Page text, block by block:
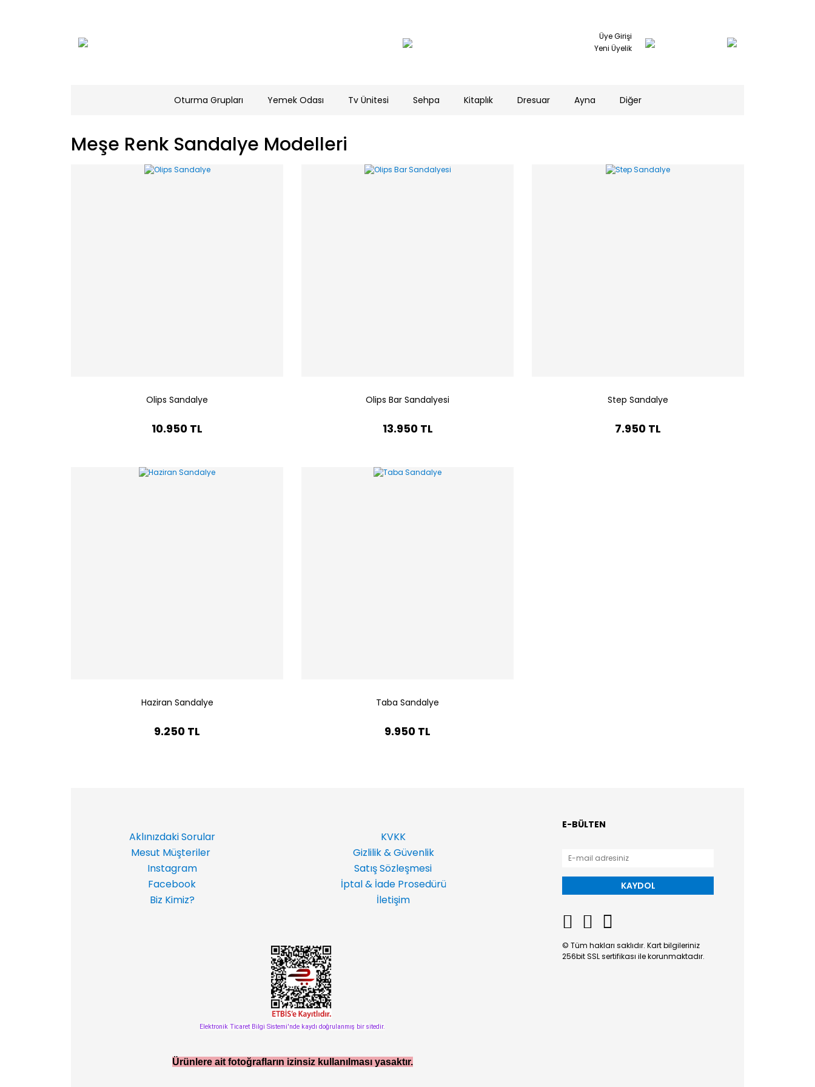
Üye Girişi
Yeni Üyelik
Oturma Grupları Yemek Odası Tv Ünitesi Sehpa Kitaplık Dresuar Ayna Diğer
Meşe Renk Sandalye Modelleri
Olips Sandalye
10.950 TL
Olips Bar Sandalyesi
13.950 TL
Step Sandalye
7.950 TL
Haziran Sandalye
9.250 TL
Taba Sandalye
9.950 TL
Aklınızdaki Sorular
KVKK
Mesut Müşteriler
Gizlilik & Güvenlik
Instagram
Satış Sözleşmesi
Facebook
İptal & İade Prosedürü
Biz Kimiz?
İletişim
Elektronik Ticaret Bilgi Sistemi'nde kaydı doğrulanmış bir sitedir.
Ürünlere ait fotoğrafların izinsiz kullanılması yasaktır.
E-BÜLTEN
KAYDOL
© Tüm hakları saklıdır. Kart bilgileriniz
256bit SSL sertifikası ile korunmaktadır.